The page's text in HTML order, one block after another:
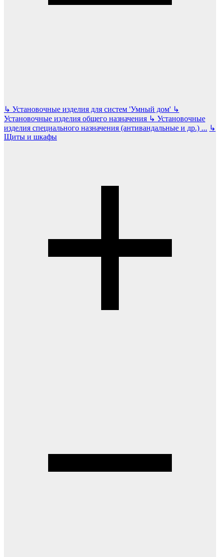
↳ Установочные изделия для систем 'Умный дом' ↳
Установочные изделия общего назначения ↳ Установочные
изделия специального назначения (антивандальные и др.) ... ↳
Щиты и шкафы